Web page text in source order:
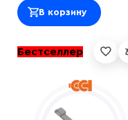
В корзину
Бестселлер